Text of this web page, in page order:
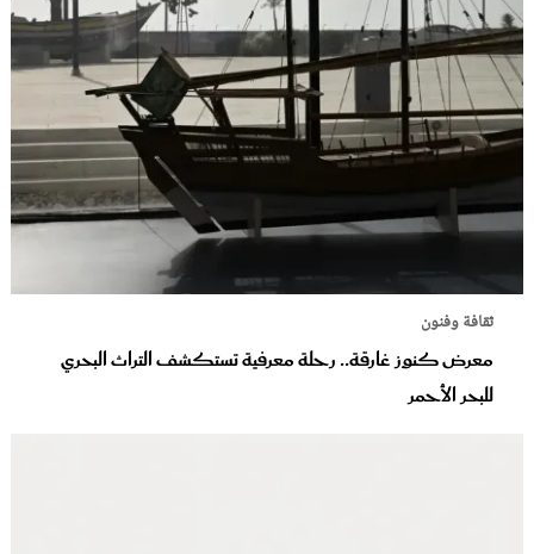
ثقافة وفنون
معرض كنوز غارقة.. رحلة معرفية تستكشف التراث البحري
للبحر الأحمر